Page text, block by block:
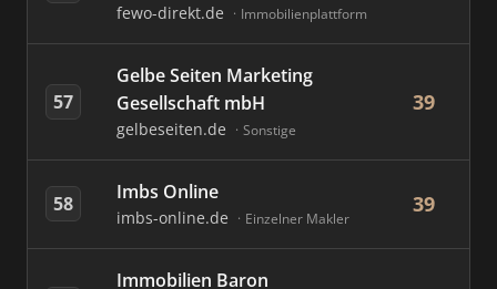
fewo-direkt.de Immobilienplattform
57
Gelbe Seiten Marketing
Gesellschaft mbH
gelbeseiten.de Sonstige
39
58 Imbs Online
imbs-online.de Einzelner Makler
39
Immobilien Baron